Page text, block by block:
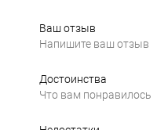
Ваш отзыв
Достоинства